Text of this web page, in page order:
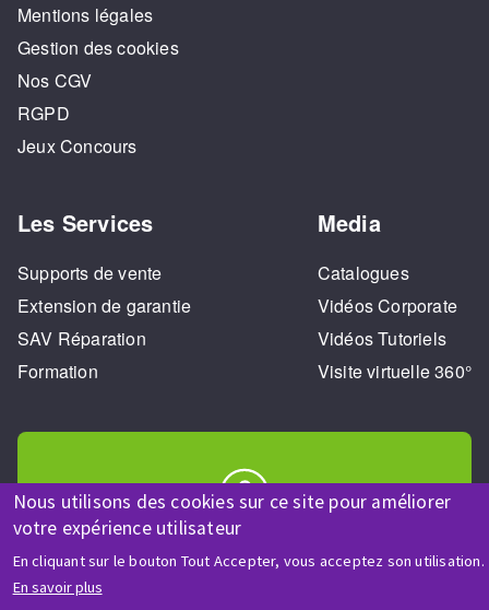
Nous utilisons des cookies sur ce site pour améliorer
votre expérience utilisateur
En cliquant sur le bouton Tout Accepter, vous acceptez son utilisation.
En savoir plus
Mentions légales
Gestion des cookies
Nos CGV
RGPD
Jeux Concours
Les Services
Supports de vente
Extension de garantie
SAV Réparation
Formation
Media
Catalogues
Vidéos Corporate
Vidéos Tutoriels
Visite virtuelle 360°
AIDE & CONTACT
Une question ? Un renseignement ?